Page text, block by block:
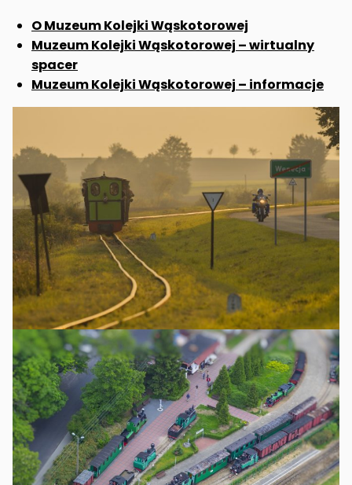
O Muzeum Kolejki Wąskotorowej
Muzeum Kolejki Wąskotorowej – wirtualny
spacer
Muzeum Kolejki Wąskotorowej – informacje